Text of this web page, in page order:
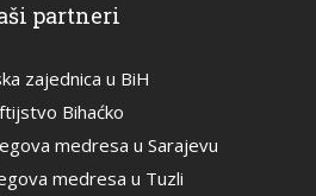
partneri
zajednica u BiH
Bihaćko
medresa u Sarajevu
medresa u Tuzli